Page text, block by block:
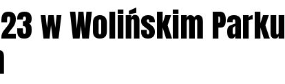
w Wolińskim Parku